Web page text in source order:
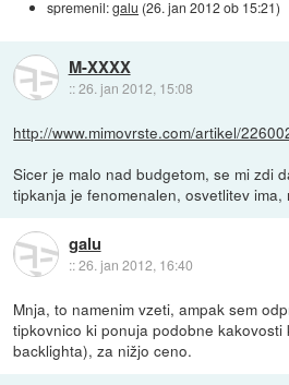
spremenil:galu (26. jan 2012 ob 15:21)
M-XXXX
::26. jan 2012, 15:08
http://www.mimovrste.com/artikel/
Sicer je malo nad budgetom, se mi zdi
tipkanja je fenomenalen, osvetlitev ima,
galu
::26. jan 2012, 16:40
Mnja, to namenim vzeti, ampak sem
tipkovnico ki ponuja podobne kakovosti
backlighta), za nižjo ceno.